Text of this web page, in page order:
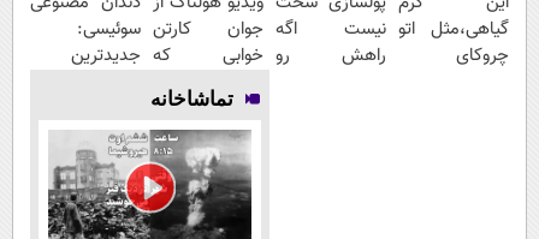
گیاهی،مثل اتو
چروکای
نیست اگه
راهش رو
جوان کارتن
خوابی که
میلیاردر شد.
آموزش رایگان
سوئیسی:
جدیدترین
پرداخت قسطی
تماشاخانه